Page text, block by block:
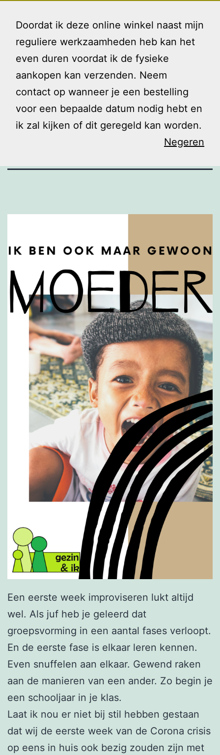
Doordat ik deze online winkel naast mijn
reguliere werkzaamheden heb kan het
even duren voordat ik de fysieke
aankopen kan verzenden. Neem
contact op wanneer je een bestelling
voor een bepaalde datum nodig hebt en
ik zal kijken of dit geregeld kan worden.
Negeren
naar
inhoud
Gezin
Groepsvormin
g
Een eerste week improviseren lukt altijd
wel. Als juf heb je geleerd dat
groepsvorming in een aantal fases verloopt.
En de eerste fase is elkaar leren kennen.
Even snuffelen aan elkaar. Gewend raken
aan de manieren van een ander. Zo begin je
een schooljaar in je klas.
Laat ik nou er niet bij stil hebben gestaan
dat wij de eerste week van de Corona crisis
op eens in huis ook bezig zouden zijn met